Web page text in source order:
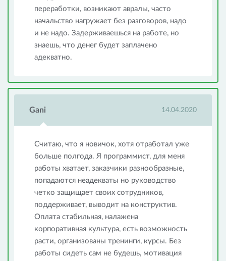
переработки, возникают авралы, часто
начальство нагружает без разговоров, надо
и не надо. Задерживаешься на работе, но
знаешь, что денег будет заплачено
адекватно.
Gani 14.04.2020
Считаю, что я новичок, хотя отработал уже
больше полгода. Я программист, для меня
работы хватает, заказчики разнообразные,
попадаются неадекваты но руководство
четко защищает своих сотрудников,
поддерживает, выводит на конструктив.
Оплата стабильная, налажена
корпоративная культура, есть возможность
расти, организованы тренинги, курсы. Без
работы сидеть сам не будешь, мотивация